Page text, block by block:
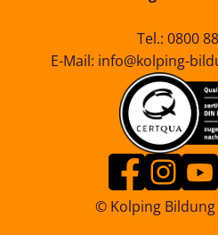
Tel.: 0800
E-Mail: info@kolping-
© Kolping